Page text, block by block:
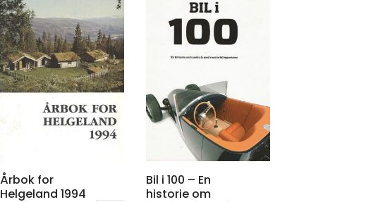
Årbok for
Helgeland 1994
Bil i 100 – En
historie om